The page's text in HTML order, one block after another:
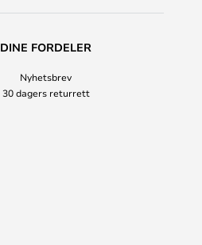
DINE FORDELER
Nyhetsbrev
30 dagers returrett